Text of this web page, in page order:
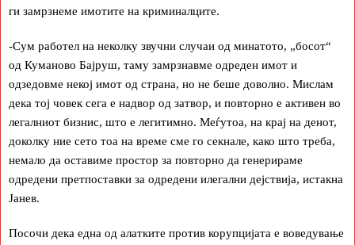
ги замрзнеме имотите на криминалците.
-Сум работел на неколку звучни случаи од минатото, „босот“
од Куманово Бајруш, таму замрзнавме одреден имот и
одзедовме некој имот од страна, но не беше доволно. Мислам
дека тој човек сега е надвор од затвор, и повторно е активен во
легалниот бизнис, што е легитимно. Меѓутоа, на крај на денот,
доколку ние сето тоа на време сме го секнале, како што треба,
немало да оставиме простор за повторно да генерираме
одредени претпоставки за одредени илегални дејствија, истакна
Јанев.
Посочи дека една од алатките против корупцијата е воведување